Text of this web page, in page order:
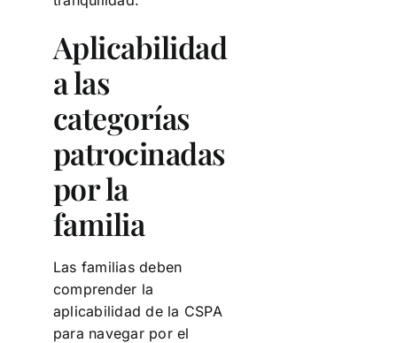
Aplicabilidad
a las
categorías
patrocinadas
por la
familia
Las familias deben
comprender la
aplicabilidad de la CSPA
para navegar por el